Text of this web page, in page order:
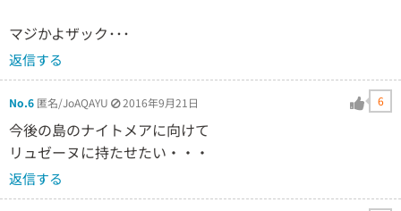
マジかよザック･･･
返信する
No.6 匿名/JoAQAYU 2016年9月21日 6
今後の島のナイトメアに向けて
リュゼーヌに持たせたい・・・
返信する